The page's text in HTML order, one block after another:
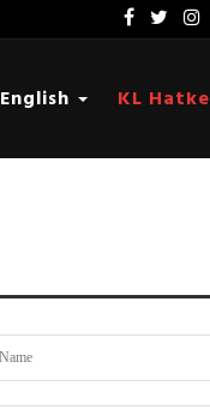
English KL Hatke